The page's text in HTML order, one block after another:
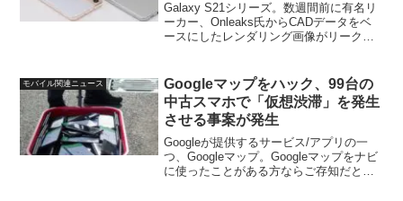
Galaxy S21シリーズ。数週間前に有名リ
ーカー、Onleaks氏からCADデータをベ
ースにしたレンダリング画像がリークさ
貌が明らかになりました。ただ、この
Gala...
モバイル関連ニュース
Googleマップをハック、99台の
中古スマホで「仮想渋滞」を発生
させる事案が発生
Googleが提供するサービス/アプリの一
つ、Googleマップ。Googleマップをナビ
に使ったことがある方ならご存知だとは